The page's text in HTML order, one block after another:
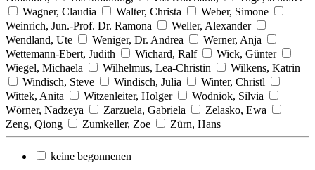
Wagner, Claudia
Walter, Christa
Weber, Simone
Weinrich, Jun.-Prof. Dr. Ramona
Weller, Alexander
Wendland, Ute
Weniger, Dr. Andrea
Werner, Anja
Wettemann-Ebert, Judith
Wichard, Ralf
Wick, Günter
Wiegel, Michaela
Wilhelmus, Lea-Christin
Wilkens, Katrin
Windisch, Steve
Windisch, Julia
Winter, Christl
Wittek, Anita
Witzenleiter, Holger
Wodniok, Silvia
Wörner, Nadzeya
Zarzuela, Gabriela
Zelasko, Ewa
Zeng, Qiong
Zumkeller, Zoe Zürn, Hans
keine begonnenen